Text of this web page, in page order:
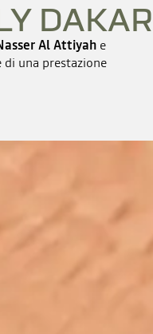
DAKAR
Al Attiyah e
una prestazione